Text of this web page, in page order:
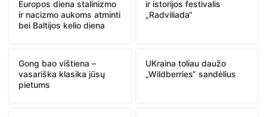
Europos diena stalinizmo
ir nacizmo aukoms atminti
bei Baltijos kelio diena
ir istorijos festivalis
„Radviliada“
Gong bao vištiena –
vasariška klasika jūsų
pietums
UKraina toliau daužo
„Wildberries“ sandėlius